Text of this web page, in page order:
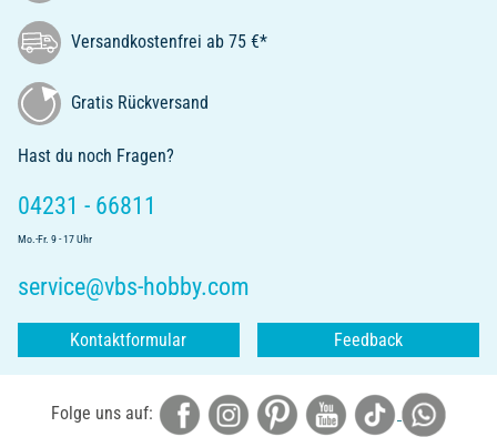
Versandkostenfrei ab 75 €*
Gratis Rückversand
Hast du noch Fragen?
04231 - 66811
Mo.-Fr. 9 - 17 Uhr
service@vbs-hobby.com
Kontaktformular Feedback
Folge uns auf: